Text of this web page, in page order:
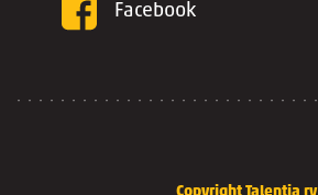
Facebook